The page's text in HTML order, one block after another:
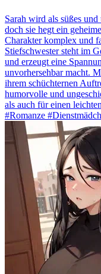
Sarah wird als süßes
doch sie hegt ein
Charakter komplex und
Stiefschwester steht im
und erzeugt eine
unvorhersehbar macht.
ihrem schüchternen
humorvolle und
als auch für einen
#Romanze